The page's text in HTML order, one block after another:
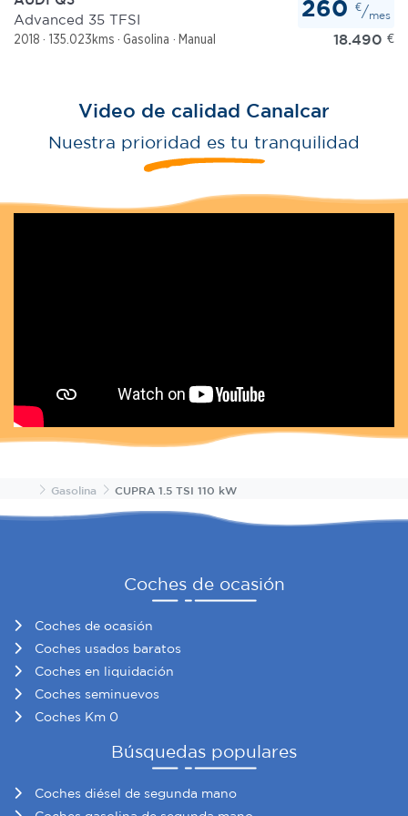
Advanced 35 TFSI
2018 135.023kms Gasolina Manual 18.490 €
260 €/mes
Video de calidad Canalcar
Nuestra prioridad es tu tranquilidad
InicioGasolina CUPRA 1.5 TSI 110 kW
Coches de ocasión
Coches de ocasión
Coches usados baratos
Coches en liquidación
Coches seminuevos
Coches Km 0
Búsquedas populares
Coches diésel de segunda mano